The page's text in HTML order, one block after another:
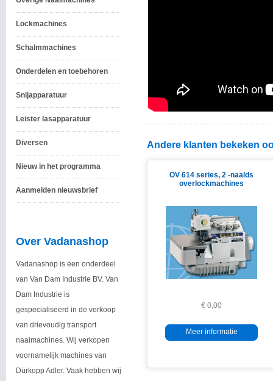
Lockmachines
Schalmmachines
Onderdelen en toebehoren
Snijapparatuur
Leister lasapparatuur
Diversen
Nieuw in het programma
Aanmelden nieuwsbrief
Over Vadanashop
Vadanashop is een onderdeel
van Van Dam Industrie BV. Van
Dam Industrie is
gespecialiseerd in de verkoop
van drievoudig transport
naaimachines. Wij verkopen
voornamelijk machines van
Dürkopp Adler. Vaak hebben wij
Andere klanten bekeken
OV 614 series, 2 -naalds
overlockmachines
€ 0,00
Meer informatie